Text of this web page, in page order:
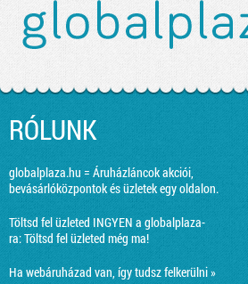
RÓLUNK
globalplaza.hu = Áruházláncok akciói,
bevásárlóközpontok és üzletek egy oldalon.
Töltsd fel üzleted INGYEN a globalplaza-
ra:Töltsd fel üzleted még ma!
Ha webáruházad van, így tudsz felkerülni »